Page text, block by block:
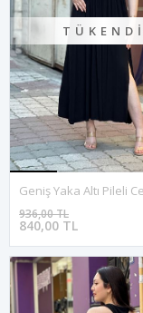
TÜKENDI
840,00 TL
936,00 TL